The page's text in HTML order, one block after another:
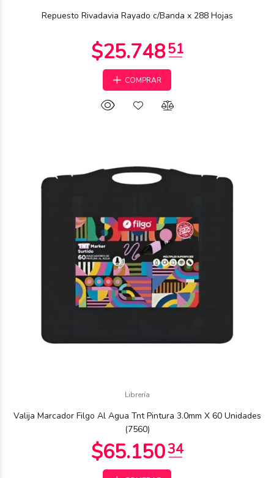
Repuesto Rivadavia Rayado c/Banda x 288 Hojas
COMPRAR
Librería
Valija Marcador Filgo Al Agua Tnt Pintura 3.0mm X 60 Unidades
(7560)